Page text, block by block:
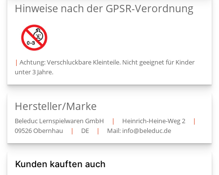
Hinweise nach der GPSR-Verordnung
| Achtung: Verschluckbare Kleinteile. Nicht geeignet für Kinder
unter 3 Jahre.
Hersteller/Marke
Beleduc Lernspielwaren GmbH | Heinrich-Heine-Weg 2
|
09526 Obernhau
| DE | Mail: info@beleduc.de
Kunden kauften auch